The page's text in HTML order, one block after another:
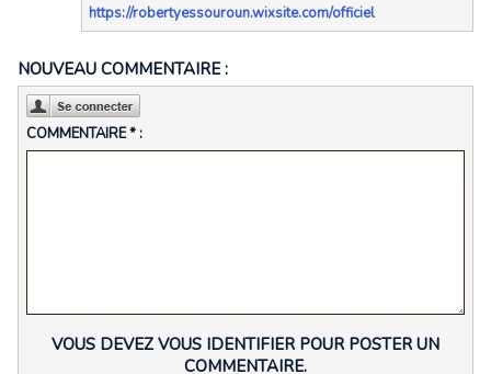
https://robertyessouroun.wixsite.com/officiel
NOUVEAU COMMENTAIRE :
COMMENTAIRE * :
VOUS DEVEZ VOUS IDENTIFIER POUR POSTER UN
COMMENTAIRE.